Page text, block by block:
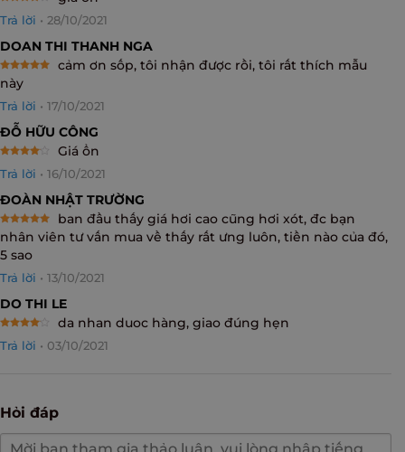
out of 5
Trả lời • 28/10/2021
DOAN THI THANH NGA
Rated
out of 5
cảm ơn sốp, tôi nhận được rồi, tôi rất thích mẫu
này
Trả lời • 17/10/2021
ĐỖ HỮU CÔNG
out of 5
Giá ổn
Trả lời • 16/10/2021
ĐOÀN NHẬT TRƯỜNG
Rated5
out of 5
ban đầu thấy giá hơi cao cũng hơi xót, đc bạn
nhân viên tư vấn mua về thấy rất ưng luôn, tiền nào của đó,
5 sao
Trả lời • 13/10/2021
DO THI LE
out of 5
da nhan duoc hàng, giao đúng hẹn
Trả lời • 03/10/2021
Hỏi đáp